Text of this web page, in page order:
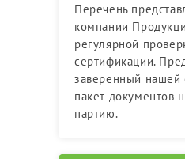
Перечень
компании
регулярной
сертификации.
заверенный нашей
пакет документов
партию.